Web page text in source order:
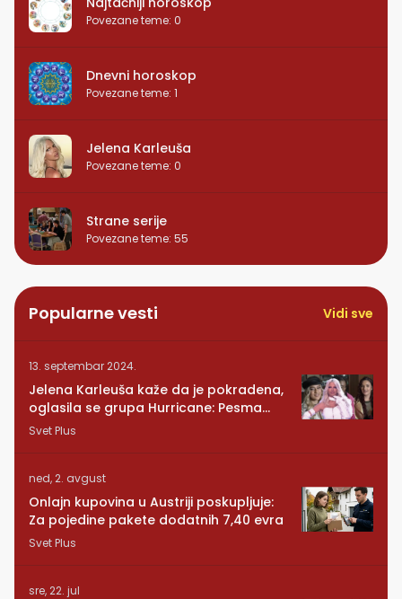
Povezane teme: 0
Dnevni horoskop
Povezane teme: 1
Jelena Karleuša
Povezane teme: 0
Strane serije
Povezane teme: 55
Popularne vesti Vidi sve
13. septembar 2024.
Jelena Karleuša kaže da je pokradena,
oglasila se grupa Hurricane: Pesma
RUNDE je naša!
Svet Plus
ned, 2. avgust
Onlajn kupovina u Austriji poskupljuje:
Za pojedine pakete dodatnih 7,40 evra
Svet Plus
sre, 22. jul